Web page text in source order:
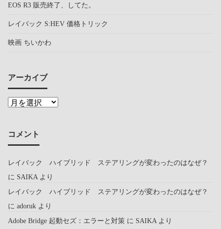
EOS R3 販売終了、してた。
レイバック S:HEV 価格トリック
映画 ちいかわ
アーカイブ
コメント
レイバック ハイブリッド ステアリングが変わったのはなぜ？
に SAIKA より
レイバック ハイブリッド ステアリングが変わったのはなぜ？
に adoruk より
Adobe Bridge 起動セズ：エラーと対策 に SAIKA より